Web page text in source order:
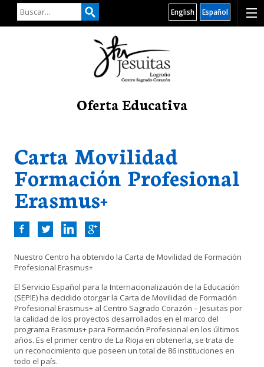
Español
English
Oferta Educativa
Carta Movilidad
Formación Profesional
Erasmus+
Nuestro Centro ha obtenido la Carta de Movilidad de Formación
Profesional Erasmus+
El Servicio Español para la Internacionalización de la Educación
(SEPIE) ha decidido otorgar la Carta de Movilidad de Formación
Profesional Erasmus+ al Centro Sagrado Corazón – Jesuitas por
la calidad de los proyectos desarrollados en el marco del
programa Erasmus+ para Formación Profesional en los últimos
años. Es el primer centro de La Rioja en obtenerla, se trata de
un reconocimiento que poseen un total de 86 instituciones en
todo el país.